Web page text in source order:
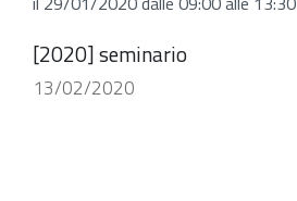
[2020] seminario
13/02/2020